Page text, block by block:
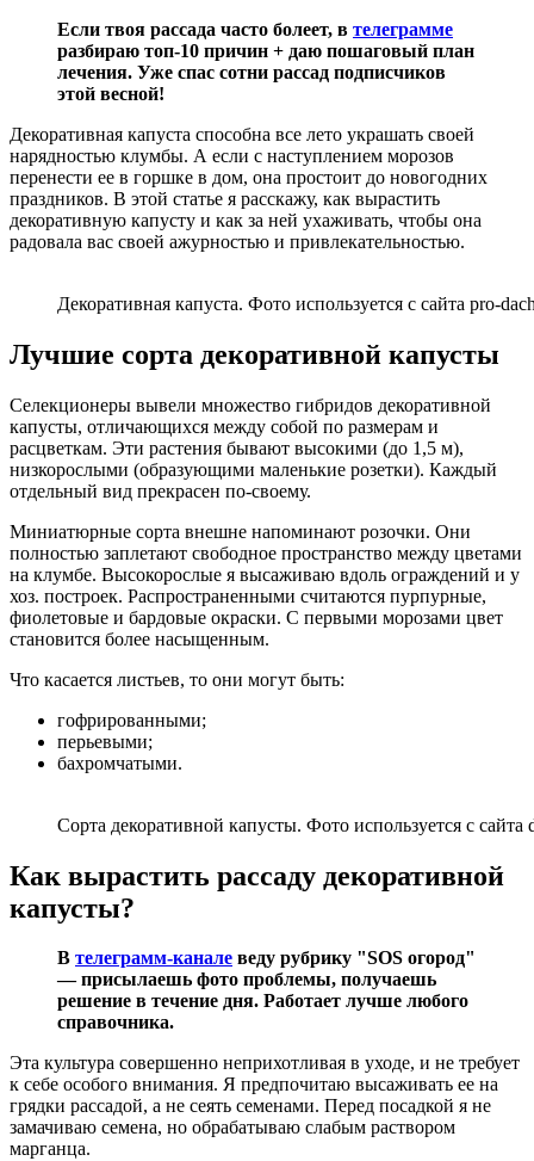
Если твоя рассада часто болеет, в телеграмме
разбираю топ-10 причин + даю пошаговый план
лечения. Уже спас сотни рассад подписчиков
этой весной!
Декоративная капуста способна все лето украшать своей
нарядностью клумбы. А если с наступлением морозов
перенести ее в горшке в дом, она простоит до новогодних
праздников. В этой статье я расскажу, как вырастить
декоративную капусту и как за ней ухаживать, чтобы она
радовала вас своей ажурностью и привлекательностью.
Декоративная капуста. Фото используется с сайта pro-
Лучшие сорта декоративной капусты
Селекционеры вывели множество гибридов декоративной
капусты, отличающихся между собой по размерам и
расцветкам. Эти растения бывают высокими (до 1,5 м),
низкорослыми (образующими маленькие розетки). Каждый
отдельный вид прекрасен по-своему.
Миниатюрные сорта внешне напоминают розочки. Они
полностью заплетают свободное пространство между цветами
на клумбе. Высокорослые я высаживаю вдоль ограждений и у
хоз. построек. Распространенными считаются пурпурные,
фиолетовые и бардовые окраски. С первыми морозами цвет
становится более насыщенным.
Что касается листьев, то они могут быть:
гофрированными;
перьевыми;
бахромчатыми.
Сорта декоративной капусты. Фото используется с сайта
Как вырастить рассаду декоративной
капусты?
В телеграмм-канале веду рубрику "SOS огород"
— присылаешь фото проблемы, получаешь
решение в течение дня. Работает лучше любого
справочника.
Эта культура совершенно неприхотливая в уходе, и не требует
к себе особого внимания. Я предпочитаю высаживать ее на
грядки рассадой, а не сеять семенами. Перед посадкой я не
замачиваю семена, но обрабатываю слабым раствором
марганца.